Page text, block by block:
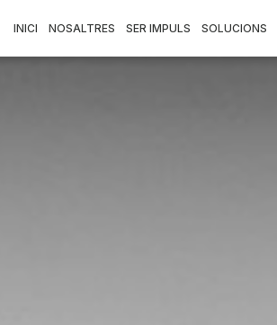
INICI NOSALTRES SER IMPULS SOLUCIONS